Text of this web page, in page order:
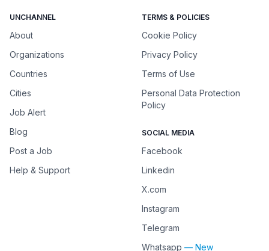
UNCHANNEL
About
Organizations
Countries
Cities
Job Alert
Blog
Post a Job
Help & Support
TERMS & POLICIES
Cookie Policy
Privacy Policy
Terms of Use
Personal Data Protection
Policy
SOCIAL MEDIA
Facebook
Linkedin
X.com
Instagram
Telegram
Whatsapp — New